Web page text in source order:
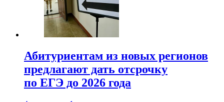
Абитуриентам из новых регионов
предлагают дать отсрочку
по ЕГЭ до 2026 года